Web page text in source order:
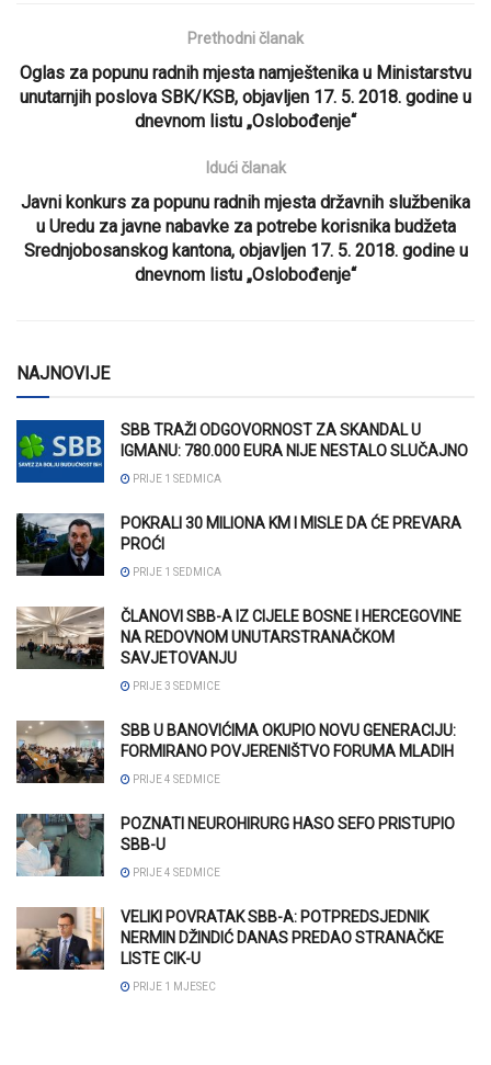
Prethodni članak
Oglas za popunu radnih mjesta namještenika u Ministarstvu
unutarnjih poslova SBK/KSB, objavljen 17. 5. 2018. godine u
dnevnom listu „Oslobođenje“
Idući članak
Javni konkurs za popunu radnih mjesta državnih službenika
u Uredu za javne nabavke za potrebe korisnika budžeta
Srednjobosanskog kantona, objavljen 17. 5. 2018. godine u
dnevnom listu „Oslobođenje“
NAJNOVIJE
SBB TRAŽI ODGOVORNOST ZA SKANDAL U
IGMANU: 780.000 EURA NIJE NESTALO SLUČAJNO
PRIJE 1 SEDMICA
POKRALI 30 MILIONA KM I MISLE DA ĆE PREVARA
PROĆI
PRIJE 1 SEDMICA
ČLANOVI SBB-A IZ CIJELE BOSNE I HERCEGOVINE
NA REDOVNOM UNUTARSTRANAČKOM
SAVJETOVANJU
PRIJE 3 SEDMICE
SBB U BANOVIĆIMA OKUPIO NOVU GENERACIJU:
FORMIRANO POVJERENIŠTVO FORUMA MLADIH
PRIJE 4 SEDMICE
POZNATI NEUROHIRURG HASO SEFO PRISTUPIO
SBB-U
PRIJE 4 SEDMICE
VELIKI POVRATAK SBB-A: POTPREDSJEDNIK
NERMIN DŽINDIĆ DANAS PREDAO STRANAČKE
LISTE CIK-U
PRIJE 1 MJESEC